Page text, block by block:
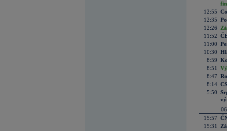
12:55
12:35
12:26
11:52
11:00
10:30
8:59
8:51
8:47
8:14
5:50
15:57
15:31